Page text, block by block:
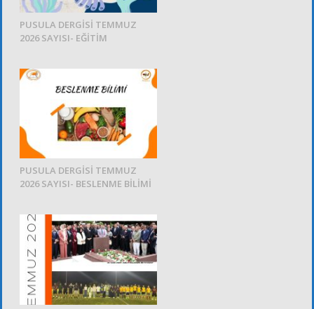
PUSULA DERGİSİ TEMMUZ
2026 SAYISI- EĞİTİM
PUSULA DERGİSİ TEMMUZ
2026 SAYISI- BESLENME BİLİMİ